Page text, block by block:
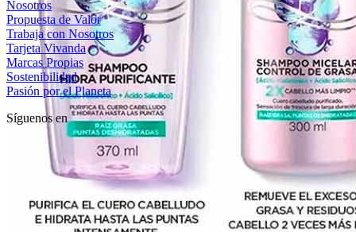
Nosotros
Propuesta de Valor
Trabaja con Nosotros
Tarjeta Vivanda
Marcas Propias
Sostenibilidad
Pasión por el Planeta
Síguenos en